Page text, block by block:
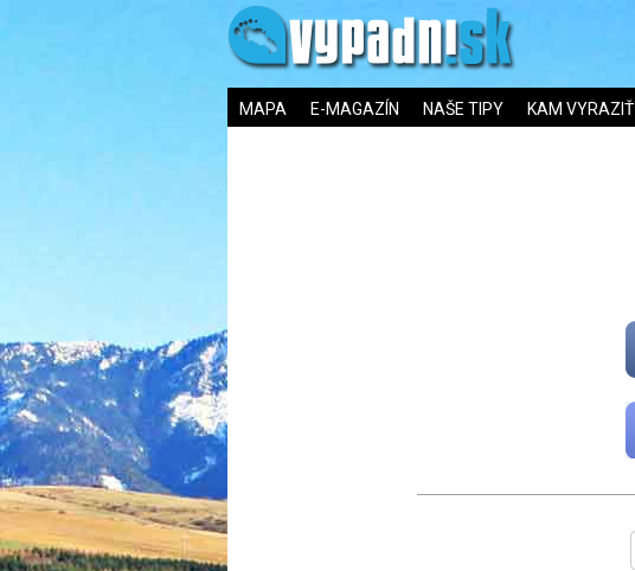
MAPA E-MAGAZÍN NAŠE TIPY KAM VYRAZIŤ